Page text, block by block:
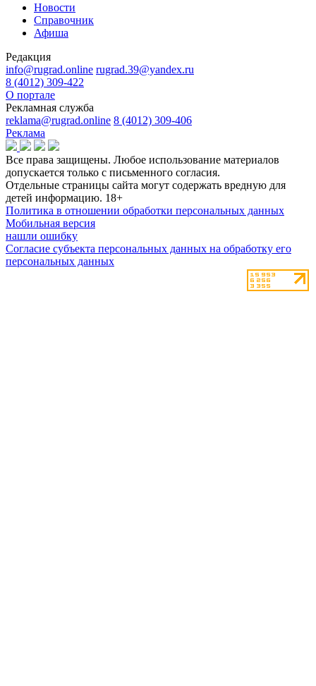
Новости
Справочник
Афиша
Редакция
info@rugrad.online rugrad.39@yandex.ru
8 (4012) 309-422
О портале
Рекламная служба
reklama@rugrad.online 8 (4012) 309-406
Реклама
Все права защищены. Любое использование материалов
допускается только с письменного согласия.
Отдельные страницы сайта могут содержать вредную для
детей информацию. 18+
Политика в отношении обработки персональных данных
Мобильная версия
нашли ошибку
Согласие субъекта персональных данных на обработку его
персональных данных